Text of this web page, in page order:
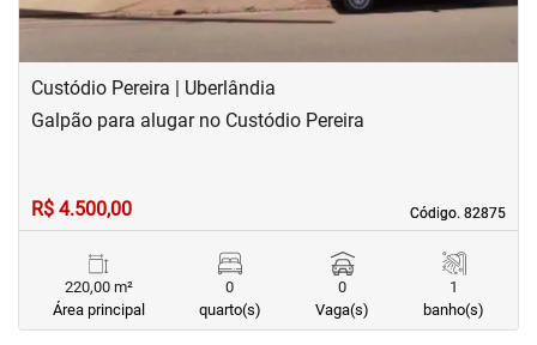
Custódio Pereira | Uberlândia
Código. 82875
Código. 82875
Galpão para alugar no Custódio Pereira
R$ 4.500,00
220,00 m²
Área principal
0
quarto(s)
0
Vaga(s)
1
banho(s)